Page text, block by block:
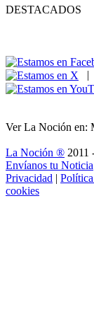
DESTACADOS
|
Ver La Noción en:
La Noción ® 2011
Envíanos tu Noticia
Privacidad |
cookies